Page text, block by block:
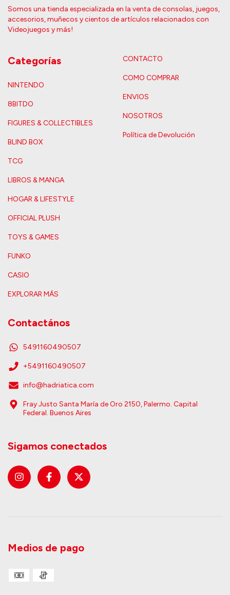
Somos una tienda especializada en la venta de consolas, juegos,
accesorios, muñecos y cientos de artículos relacionados con
Videojuegos y más!
Categorías
NINTENDO
8BITDO
FIGURES & COLLECTIBLES
BLIND BOX
TCG
LIBROS & MANGA
HOGAR & LIFESTYLE
OFFICIAL PLUSH
TOYS & GAMES
FUNKO
CASIO
EXPLORAR MÁS
CONTACTO
COMO COMPRAR
ENVIOS
NOSOTROS
Política de Devolución
Contactános
5491160490507
+5491160490507
info@hadriatica.com
Fray Justo Santa María de Oro 2150, Palermo. Capital
Federal. Buenos Aires
Sigamos conectados
Medios de pago